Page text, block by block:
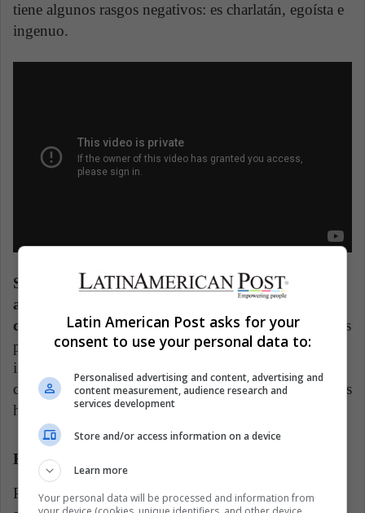
tiene algunos rasgos negativos: es charlatán, egoísta e
ingenuo.
Sin embargo, justamente su personalidad de
antihéroe es lo que permite que le agarremos
cariño con el pasar del tiempo.Por lo tanto, estamos
presentes en un planeta lleno de chatarra, donde se
intentará abandonar el lugar, teniendo que realizar
distintas “misiones” y conectándose con los otros seres
humanos.
Heavy Rain
Por último, un título del 2010 que, a diferencia de los
Latin American Post asks for your
consent to use your personal data to:
Personalised advertising and content, advertising and
content measurement, audience research and
services development
Store and/or access information on a device
Learn more
Your personal data will be processed and information from